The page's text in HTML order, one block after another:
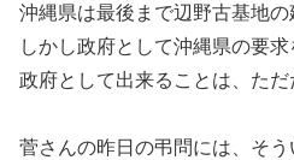
沖縄県は最後まで辺野古基地の
しかし政府として沖縄県の要求
政府として出来ることは、ただ
菅さんの昨日の弔問には、そう